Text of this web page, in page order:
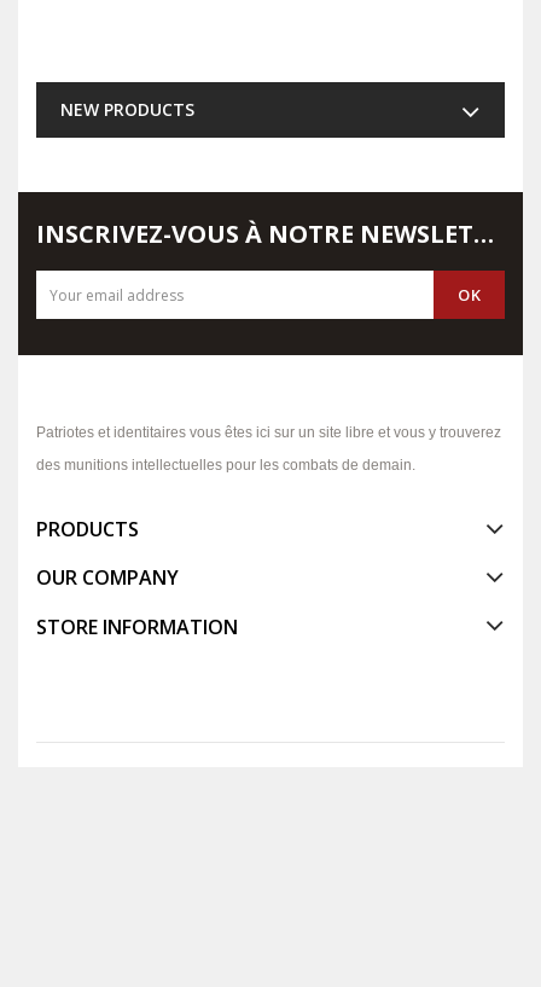
NEW PRODUCTS
INSCRIVEZ-VOUS À NOTRE NEWSLETTER
Patriotes et identitaires vous êtes ici sur un site libre et vous y trouverez
des munitions intellectuelles pour les combats de demain.
PRODUCTS
OUR COMPANY
STORE INFORMATION